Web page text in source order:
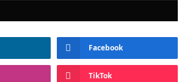
Facebook
TikTok